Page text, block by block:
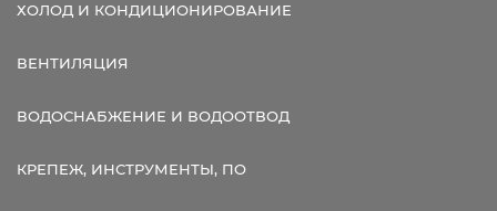
ХОЛОД И КОНДИЦИОНИРОВАНИЕ
ВЕНТИЛЯЦИЯ
ВОДОСНАБЖЕНИЕ И ВОДООТВОД
КРЕПЕЖ, ИНСТРУМЕНТЫ, ПО